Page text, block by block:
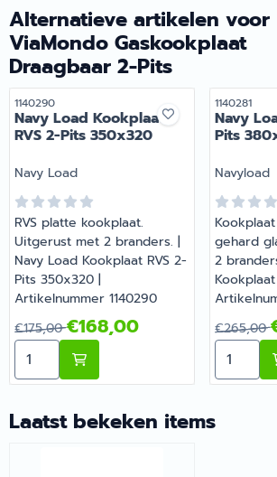
Alternatieve artikelen voor
ViaMondo Gaskookplaat
Draagbaar 2-Pits
Artikelnummer
1140290
Navy Load Kookplaat
RVS 2-Pits 350x320
Merk:
Navy Load
RVS platte kookplaat.
Uitgerust met 2 branders. |
Navy Load Kookplaat RVS 2-
Pits 350x320 |
Artikelnummer 1140290
Van 175,00 voor 168,00
€175,00€168,00
Aantal kiezen voor Navy Load
1140281
Navy
Pits
Merk:
Navyload
gehard
2
Van
€265,00
Aantal
Laatst bekeken items